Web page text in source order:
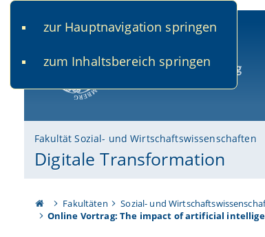
zur Hauptnavigation springen
zum Inhaltsbereich springen
Fakultät Sozial- und Wirtschaftswissenschaften
Digitale Transformation
Fakultäten Sozial- und
Online Vortrag: The impact of artificial